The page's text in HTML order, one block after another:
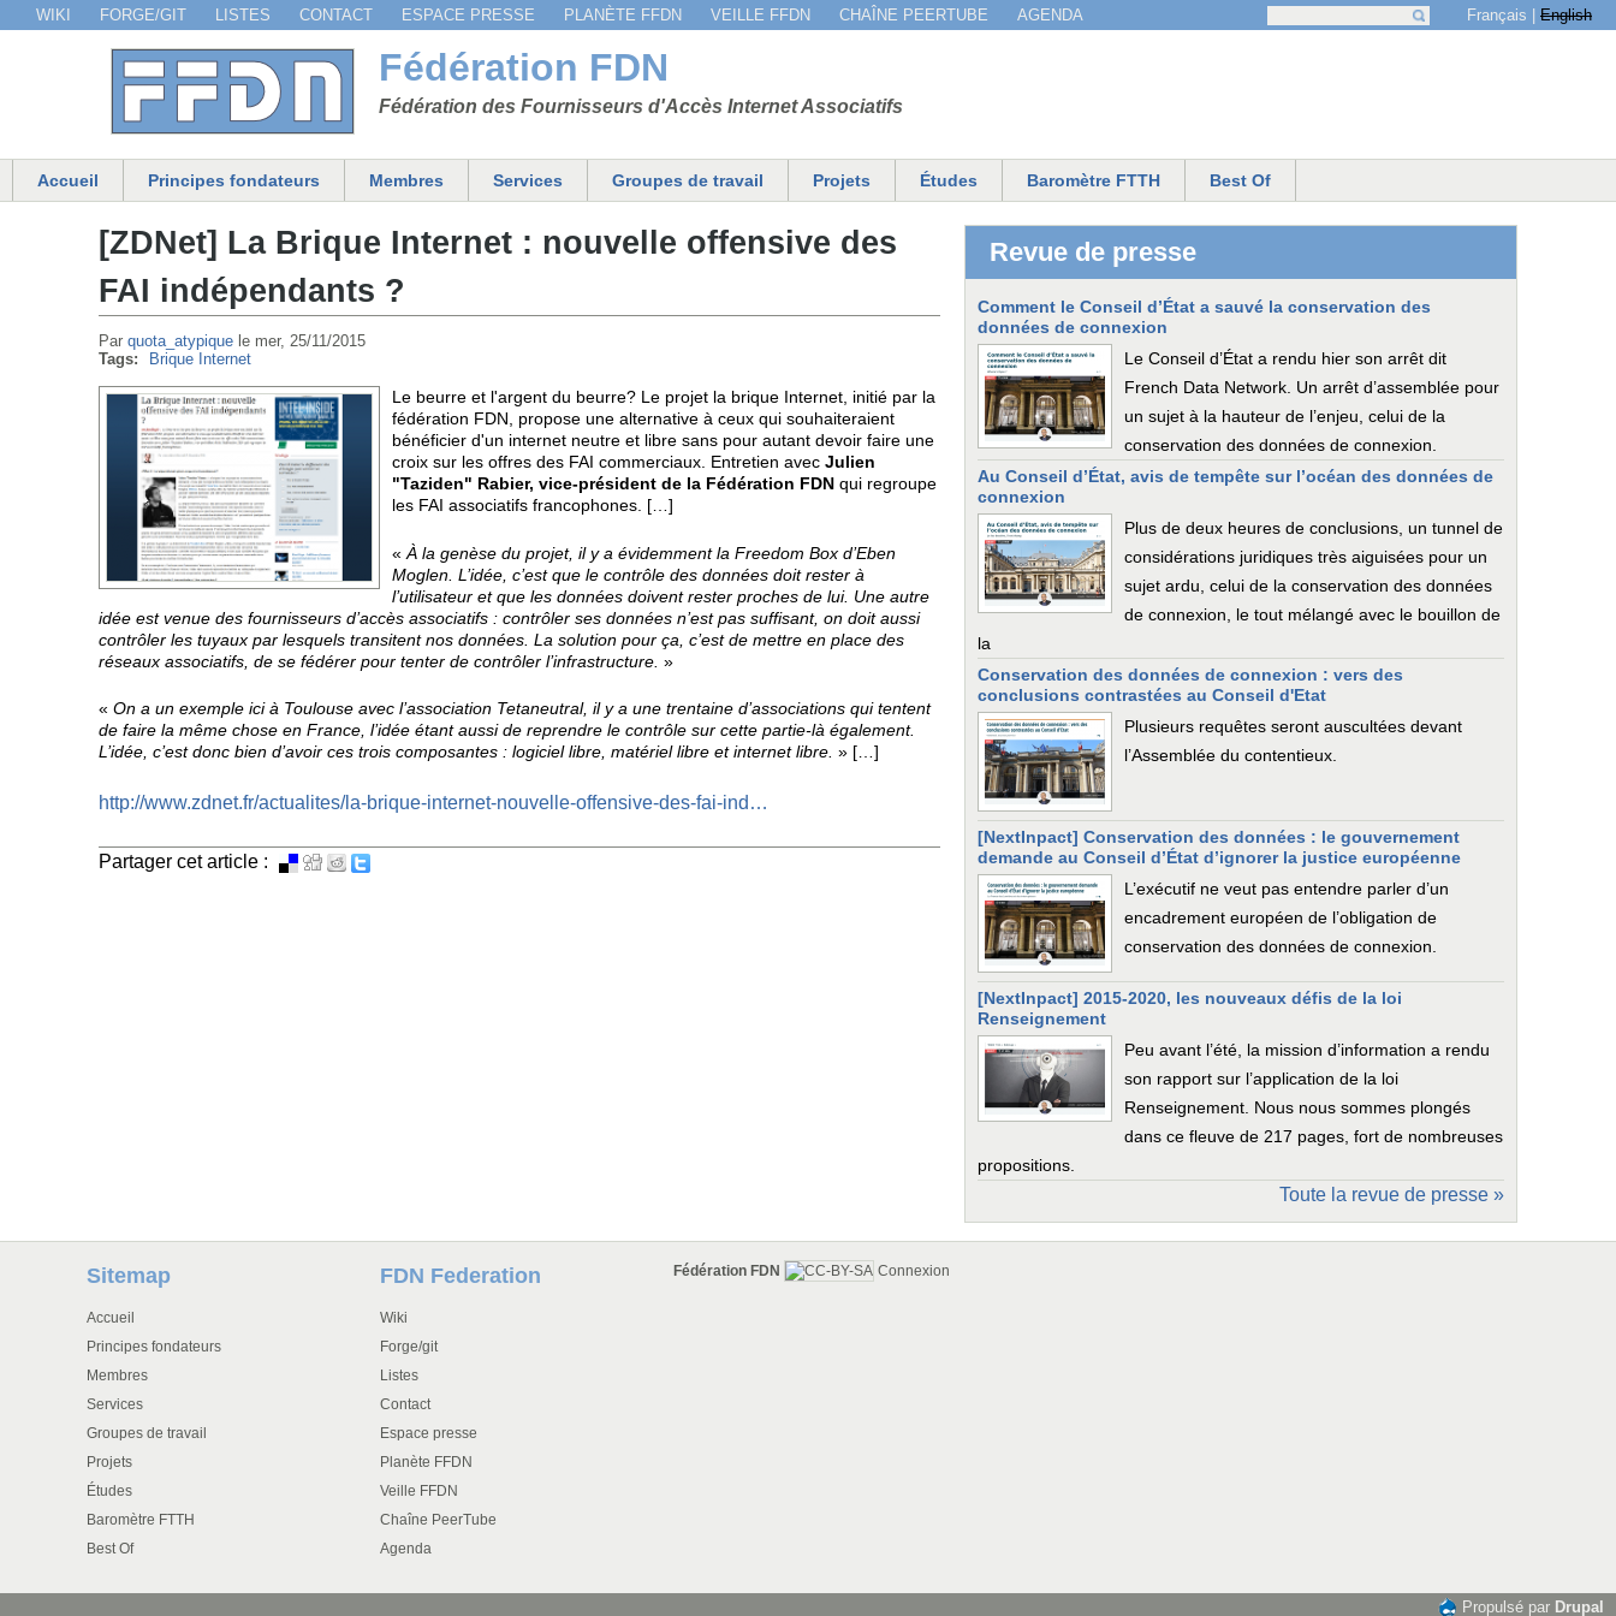
Jump to navigation
Fédération FDN
Fédération des Fournisseurs d'Accès Internet Associatifs
Menu secondaire
WIKI FORGE/GIT LISTES CONTACT ESPACE PRESSE PLANÈTE FFDN VEILLE FFDN CHAÎNE PEERTUBE AGENDA
Formulaire de recherche
Français English
Menu principal
Accueil Principes fondateurs Membres Services Groupes de travail Projets Études Baromètre FTTH Best Of
[ZDNet] La Brique Internet : nouvelle offensive des
FAI indépendants ?
Par quota_atypique le mer, 25/11/2015
Tags:
Brique Internet
Le beurre et l'argent du beurre? Le projet la brique Internet, initié par la
fédération FDN, propose une alternative à ceux qui souhaiteraient
bénéficier d'un internet neutre et libre sans pour autant devoir faire une
croix sur les offres des FAI commerciaux. Entretien avec Julien
"Taziden" Rabier, vice-président de la Fédération FDN qui regroupe
les FAI associatifs francophones. […]
« À la genèse du projet, il y a évidemment la Freedom Box d’Eben
Moglen. L’idée, c’est que le contrôle des données doit rester à
l’utilisateur et que les données doivent rester proches de lui. Une autre
idée est venue des fournisseurs d’accès associatifs : contrôler ses données n’est pas suffisant, on doit aussi
contrôler les tuyaux par lesquels transitent nos données. La solution pour ça, c’est de mettre en place des
réseaux associatifs, de se fédérer pour tenter de contrôler l’infrastructure. »
« On a un exemple ici à Toulouse avec l’association Tetaneutral, il y a une trentaine d’associations qui tentent
de faire la même chose en France, l’idée étant aussi de reprendre le contrôle sur cette partie-là également.
L’idée, c’est donc bien d’avoir ces trois composantes : logiciel libre, matériel libre et internet libre. » […]
http://www.zdnet.fr/actualites/la-brique-internet-nouvelle-offensive-des-fai-ind…
Partager cet article :
Revue de presse
Comment le Conseil d’État a sauvé la conservation des
données de connexion
Le Conseil d’État a rendu hier son arrêt dit
French Data Network. Un arrêt d’assemblée pour
un sujet à la hauteur de l’enjeu, celui de la
conservation des données de connexion.
Au Conseil d’État, avis de tempête sur l’océan des données de
connexion
Plus de deux heures de conclusions, un tunnel de
considérations juridiques très aiguisées pour un
sujet ardu, celui de la conservation des données
de connexion, le tout mélangé avec le bouillon de
la
Conservation des données de connexion : vers des
conclusions contrastées au Conseil d'Etat
Plusieurs requêtes seront auscultées devant
l’Assemblée du contentieux.
[NextInpact] Conservation des données : le gouvernement
demande au Conseil d’État d’ignorer la justice européenne
L’exécutif ne veut pas entendre parler d’un
encadrement européen de l’obligation de
conservation des données de connexion.
[NextInpact] 2015-2020, les nouveaux défis de la loi
Renseignement
Peu avant l’été, la mission d’information a rendu
son rapport sur l’application de la loi
Renseignement. Nous nous sommes plongés
dans ce fleuve de 217 pages, fort de nombreuses
propositions.
Toute la revue de presse »
Sitemap
Accueil
Principes fondateurs
Membres
Services
Groupes de travail
Projets
Études
Baromètre FTTH
Best Of
FDN Federation
Wiki
Forge/git
Listes
Contact
Espace presse
Planète FFDN
Veille FFDN
Chaîne PeerTube
Agenda
Fédération FDN Connexion
Propulsé par Drupal